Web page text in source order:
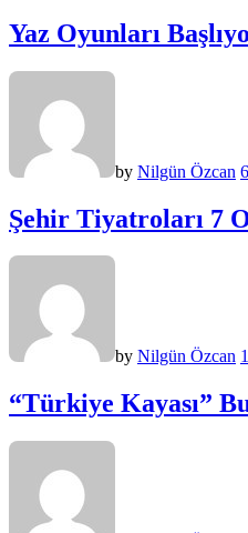
Yaz Oyunları
by Nilgün Özcan
Şehir Tiyatroları 7
by Nilgün Özcan
“Türkiye Kayası”